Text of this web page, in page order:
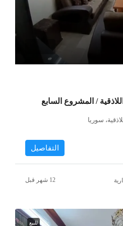
/ المشروع السابع
سوريا
التفاصيل
للبيع